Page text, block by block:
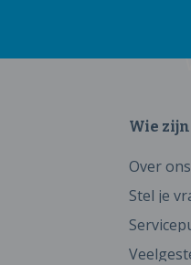
Wie zijn
Over ons
Stel je